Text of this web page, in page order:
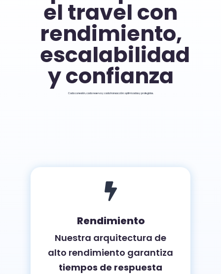
el travel con
rendimiento,
escalabilidad
y confianza
Cada conexión, cada reserva y cada transacción: optimizadas y protegidas.

Rendimiento
Nuestra arquitectura de
alto rendimiento garantiza
tiempos de respuesta